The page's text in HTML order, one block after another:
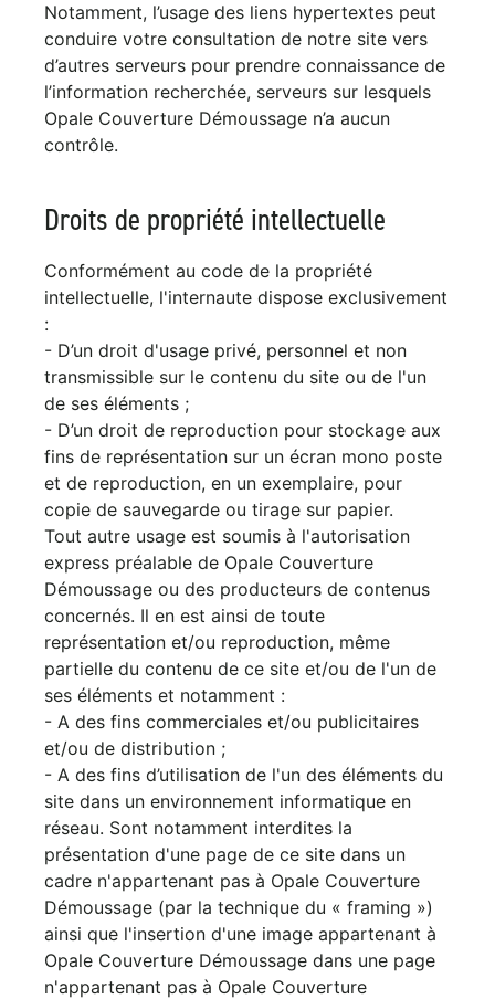
Notamment, l’usage des liens hypertextes peut
conduire votre consultation de notre site vers
d’autres serveurs pour prendre connaissance de
l’information recherchée, serveurs sur lesquels
Opale Couverture Démoussage n’a aucun
contrôle.
Droits de propriété intellectuelle
Conformément au code de la propriété
intellectuelle, l'internaute dispose exclusivement
:
- D’un droit d'usage privé, personnel et non
transmissible sur le contenu du site ou de l'un
de ses éléments ;
- D’un droit de reproduction pour stockage aux
fins de représentation sur un écran mono poste
et de reproduction, en un exemplaire, pour
copie de sauvegarde ou tirage sur papier.
Tout autre usage est soumis à l'autorisation
express préalable de Opale Couverture
Démoussage ou des producteurs de contenus
concernés. Il en est ainsi de toute
représentation et/ou reproduction, même
partielle du contenu de ce site et/ou de l'un de
ses éléments et notamment :
- A des fins commerciales et/ou publicitaires
et/ou de distribution ;
- A des fins d’utilisation de l'un des éléments du
site dans un environnement informatique en
réseau. Sont notamment interdites la
présentation d'une page de ce site dans un
cadre n'appartenant pas à Opale Couverture
Démoussage (par la technique du « framing »)
ainsi que l'insertion d'une image appartenant à
Opale Couverture Démoussage dans une page
n'appartenant pas à Opale Couverture